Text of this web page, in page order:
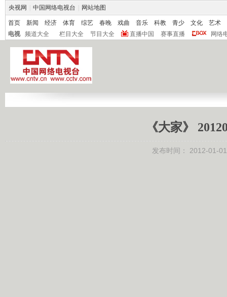
央视网 中国网络电视台 网站地图
首页 新闻 经济 体育 综艺 春晚 戏曲 音乐 科教 青少 文化
艺术
电视
频道大全 栏目大全 节目大全 直播中国 赛事直播 网络
《大家》
发布时间： 2012-01-